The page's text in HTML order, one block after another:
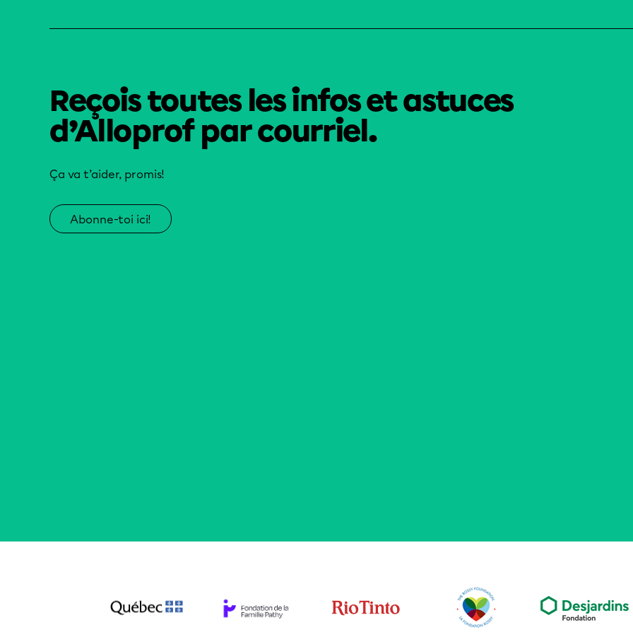
Reçois toutes les infos et astuces
d’Alloprof par courriel.
Ça va t’aider, promis!
Abonne-toi ici!